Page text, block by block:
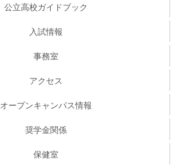
公立高校ガイドブック
入試情報
事務室
アクセス
オープンキャンパス情報
奨学金関係
保健室